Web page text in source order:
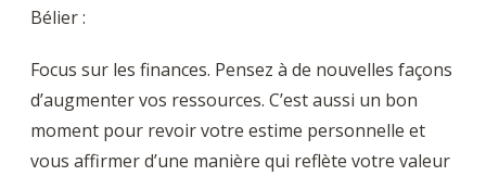
Bélier :
Focus sur les finances. Pensez à de nouvelles façons
d’augmenter vos ressources. C’est aussi un bon
moment pour revoir votre estime personnelle et
vous affirmer d’une manière qui reflète votre valeur